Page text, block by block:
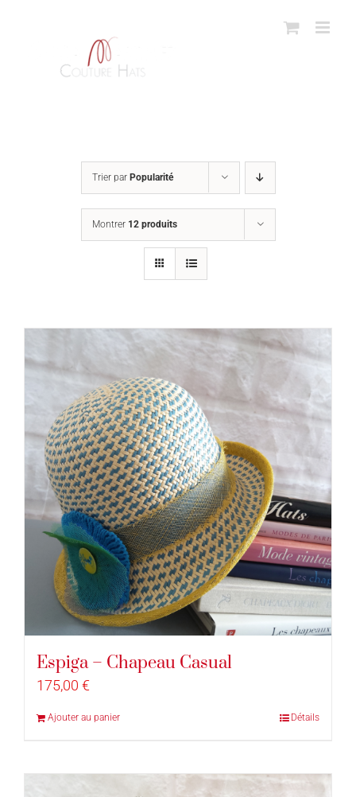
Trier par Popularité
Montrer 12 produits
Espiga – Chapeau Casual
175,00 €
Ajouter au panier Détails